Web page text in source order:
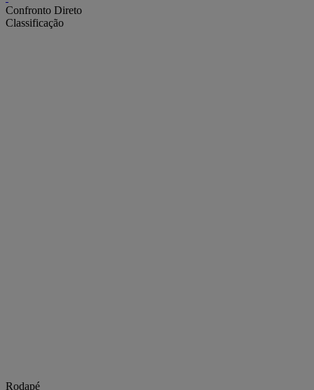
Confronto Direto
Classificação
Rodapé